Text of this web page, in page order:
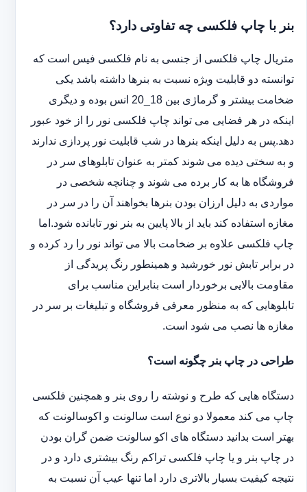
بنر با چاپ فلکسی چه تفاوتی دارد؟
متریال چاپ فلکسی از جنسی به نام فلکسی فیس است که
توانسته دو قابلیت ویژه نسبت به بنرها داشته باشد یکی
ضخامت بیشتر و گرماژی بین 18_20 انس بوده و دیگری
اینکه در هر فضایی می تواند چاپ فلکسی نور را از خود عبور
دهد.پس به دلیل اینکه بنرها در شب قابلیت نور پردازی ندارند
و به سختی دیده می شوند کمتر به عنوان تابلوهای سر در
فروشگاه ها به کار برده می شوند و چنانچه شخصی در
مواردی به دلیل ارزان بودن بنرها بخواهند آن را در سر در
مغازه استفاده کند باید از بالا پایین به بنر نور تابانده شود.اما
چاپ فلکسی علاوه بر ضخامت بالا می تواند نور را رد کرده و
در برابر تابش نور خورشید و همینطور رنگ پریدگی از
مقاومت بالایی برخوردار است بنابراین مناسب برای
تابلوهایی که به منظور معرفی فروشگاه و تبلیغات بر سر در
مغازه ها نصب می شود است.
طراحی در چاپ بنر چگونه است؟
دستگاه هایی که طرح و نوشته را روی بنر و همچنین فلکسی
چاپ می کند معمولا دو نوع است سالونت و اکوسالونت که
بهتر است بدانید دستگاه های اکو سالونت ضمن گران بودن
در چاپ بنر و یا چاپ فلکسی تراکم رنگ بیشتری دارد و در
نتیجه کیفیت بسیار بالاتری دارد اما تنها عیب آن نسبت به